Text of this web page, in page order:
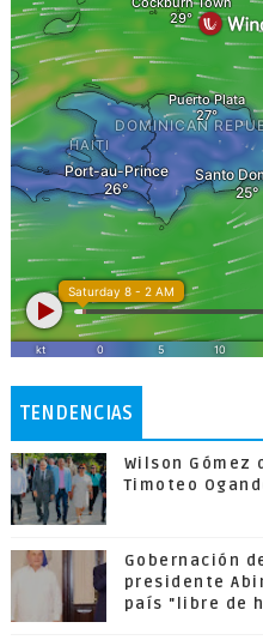
TENDENCIAS
Wilson
Timoteo
Gobernación
presidente
país "libre de